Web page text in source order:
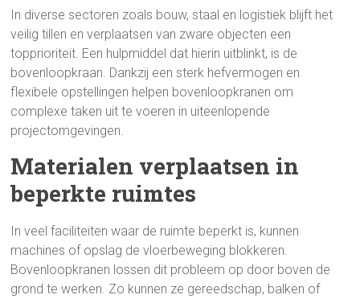
In diverse sectoren zoals bouw, staal en logistiek blijft het
veilig tillen en verplaatsen van zware objecten een
topprioriteit. Een hulpmiddel dat hierin uitblinkt, is de
bovenloopkraan. Dankzij een sterk hefvermogen en
flexibele opstellingen helpen bovenloopkranen om
complexe taken uit te voeren in uiteenlopende
projectomgevingen.
Materialen verplaatsen in
beperkte ruimtes
In veel faciliteiten waar de ruimte beperkt is, kunnen
machines of opslag de vloerbeweging blokkeren.
Bovenloopkranen lossen dit probleem op door boven de
grond te werken. Zo kunnen ze gereedschap, balken of